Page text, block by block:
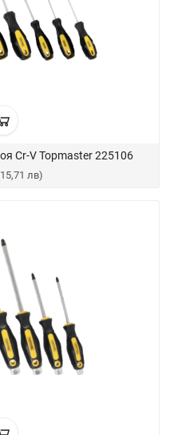
Cr-V Topmaster 225106
лв)